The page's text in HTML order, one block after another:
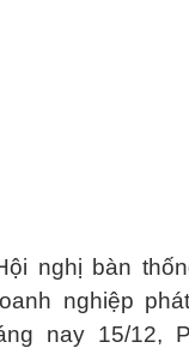
nghị bàn
nghiệp
nay 15/12,